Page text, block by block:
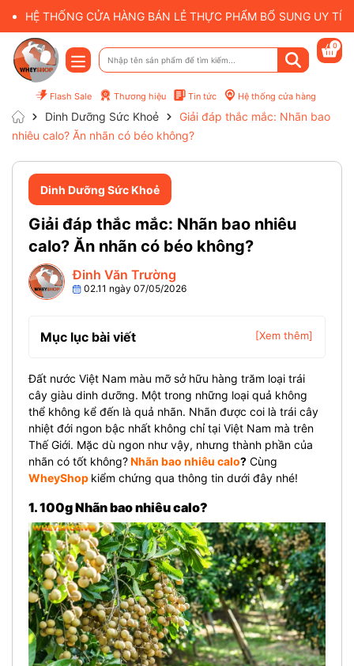
HỆ THỐNG CỬA HÀNG BÁN LẺ THỰC PHẨM BỔ SUNG UY
Flash Sale Thương hiệu Tin tức Hệ thống cửa hàng
0
Dinh Dưỡng Sức Khoẻ
Giải đáp thắc mắc: Nhãn bao
nhiêu calo? Ăn nhãn có béo không?
Dinh Dưỡng Sức Khoẻ
Giải đáp thắc mắc: Nhãn bao nhiêu
calo? Ăn nhãn có béo không?
Đinh Văn Trường
02.11 ngày 07/05/2026
Mục lục bài viết [Xem thêm]
Đất nước Việt Nam màu mỡ sở hữu hàng trăm loại trái
cây giàu dinh dưỡng. Một trong những loại quả không
thể không kể đến là quả nhãn. Nhãn được coi là trái cây
nhiệt đới ngon bậc nhất không chỉ tại Việt Nam mà trên
Thế Giới. Mặc dù ngon như vậy, nhưng thành phần của
nhãn có tốt không?Nhãn bao nhiêu calo? Cùng
WheyShop kiểm chứng qua thông tin dưới đây nhé!
1. 100g Nhãn bao nhiêu calo?